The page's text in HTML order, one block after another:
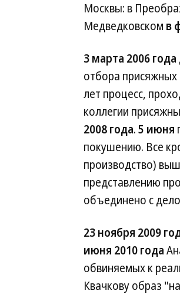
Москвы: в
Медведковском в
3 марта 2006 года
отбора
лет процесс,
коллегии
2008 года.5 июня
покушению. Все
производство)
представлению
объединено с
23 ноября 2009
июня 2010 года
обвиняемых к
Квачкову образ